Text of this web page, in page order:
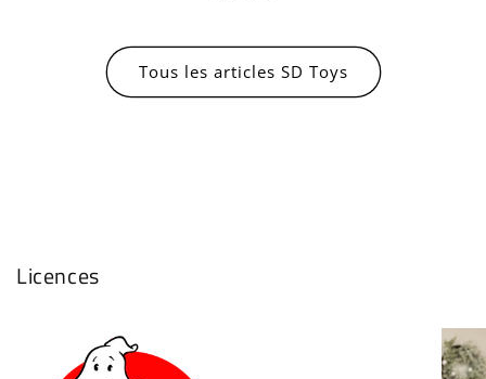
Tous les articles SD Toys
Licences